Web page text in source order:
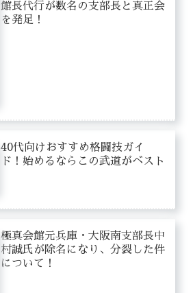
館長代行が数名の支部長と真正会
を発足！
40代向けおすすめ格闘技ガイ
ド！始めるならこの武道がベスト
極真会館元兵庫・大阪南支部長中
村誠氏が除名になり、分裂した件
について！